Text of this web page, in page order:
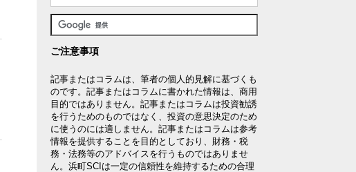
ご注意事項
記事またはコラムは、筆者の個人的見解に基づくも
のです。記事またはコラムに書かれた情報は、商用
目的ではありません。記事またはコラムは投資勧誘
を行うためのものではなく、投資の意思決定のため
に使うのには適しません。記事またはコラムは参考
情報を提供することを目的としており、財務・税
務・法務等のアドバイスを行うものではありませ
ん。浜町SCIは一定の信頼性を維持するための合理